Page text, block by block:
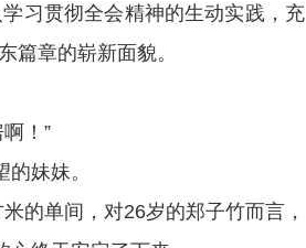
习贯彻全会精神的生动实践，充
篇章的崭新面貌。
！”
妹妹。
的单间，对26岁的郑子竹而言，